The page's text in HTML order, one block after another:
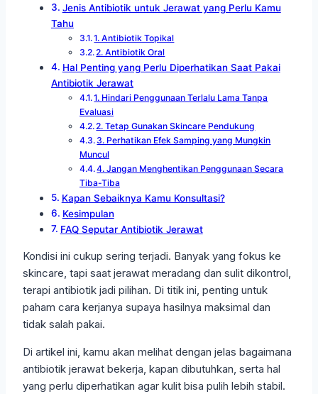
Jenis Antibiotik untuk Jerawat yang Perlu Kamu
Tahu
1. Antibiotik Topikal
2. Antibiotik Oral
Hal Penting yang Perlu Diperhatikan Saat Pakai
Antibiotik Jerawat
1. Hindari Penggunaan Terlalu Lama Tanpa
Evaluasi
2. Tetap Gunakan Skincare Pendukung
3. Perhatikan Efek Samping yang Mungkin
Muncul
4. Jangan Menghentikan Penggunaan Secara
Tiba-Tiba
Kapan Sebaiknya Kamu Konsultasi?
Kesimpulan
FAQ Seputar Antibiotik Jerawat
Kondisi ini cukup sering terjadi. Banyak yang fokus ke
skincare, tapi saat jerawat meradang dan sulit dikontrol,
terapi antibiotik jadi pilihan. Di titik ini, penting untuk
paham cara kerjanya supaya hasilnya maksimal dan
tidak salah pakai.
Di artikel ini, kamu akan melihat dengan jelas bagaimana
antibiotik jerawat bekerja, kapan dibutuhkan, serta hal
yang perlu diperhatikan agar kulit bisa pulih lebih stabil.